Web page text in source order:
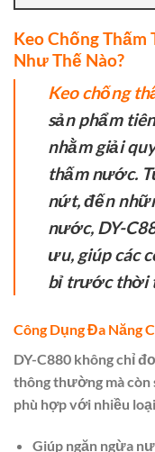
Keo Chống Thấm
Như Thế Nào?
Keo chống
sản phẩm
nhằm giải
thấm nước.
nứt, đến
nước, DY-
ưu, giúp các
bỉ trước thời
Công Dụng Đa Năng
DY-C880 không chỉ
thông thường mà
phù hợp với nhiều
Giúp ngăn ngừa